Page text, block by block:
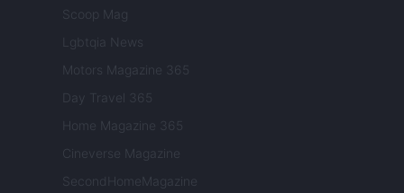
Scoop Mag
Lgbtqia News
Motors Magazine 365
Day Travel 365
Home Magazine 365
Cineverse Magazine
SecondHomeMagazine